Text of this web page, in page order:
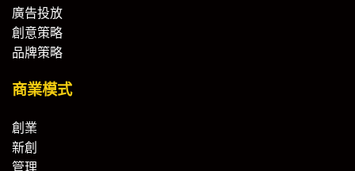
廣告投放
創意策略
品牌策略
商業模式
創業
新創
管理